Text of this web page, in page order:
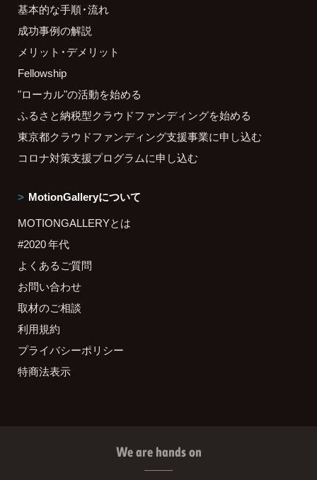
基本的な手順・流れ
成功事例の解説
メリット・デメリット
Fellowship
"ローカル"の活動を始める
ふるさと納税型クラウドファンディングを始める
東京都クラウドファンディング支援事業に申し込む
コロナ対策支援プログラムに申し込む
MotionGalleryについて
MOTIONGALLERYとは
#2020 年代
よくあるご質問
お問い合わせ
取材のご相談
利用規約
プライバシーポリシー
特商法表示
We are hands on